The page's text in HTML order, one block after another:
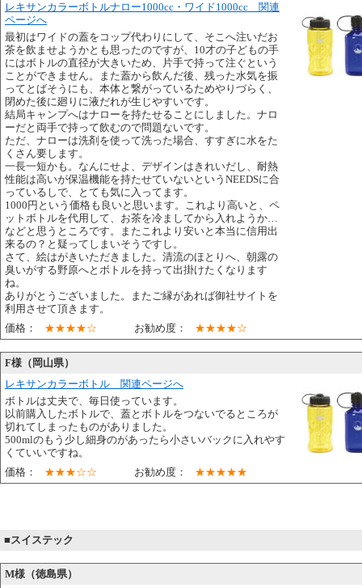
レキサンカラーボトルナロー1000cc・ワイド1000cc 関連
ページへ
最初はワイドの蓋をコップ代わりにして、そこへ注いだお
茶を飲ませようかとも思ったのですが、10才の子どもの手
にはボトルの直径が大きいため、片手で持って注ぐという
ことができません。また蓋から飲んだ後、残った水気を振
ってとばそうにも、本体と繋がっているためやりづらく、
閉めた後に廻りに液だれが生じやすいです。
結局キャンプへはナローを持たせることにしました。ナロ
ーだと両手で持って飲むので問題ないです。
ただ、ナローは洗剤を使って洗った場合、すすぎに水をた
くさん要します。
一長一短かも。なんにせよ、デザインはきれいだし、耐熱
性能は高いが保温機能を持たせていないというNEEDSに合
っているしで、とても気に入ってます。
1000円という価格も良いと思います。これより高いと、ペ
ットボトルを代用して、お茶を冷ましてから入れようか…
などと思うところです。またこれより安いと本当に信用出
来るの？と疑ってしまいそうですし。
さて、絵はがきいただきました。清流のほとりへ、朝露の
臭いがする野原へとボトルを持って出掛けたくなります
ね。
ありがとうございました。またご縁があれば御社サイトを
利用させて頂きます。
価格：
★★★★☆ お勧め度： ★★★★☆
F様（岡山県）
レキサンカラーボトル 関連ページへ
ボトルは丈夫で、毎日使っています。
以前購入したボトルで、蓋とボトルをつないでるところが
切れてしまったものがありました。
500mlのもう少し細身のがあったら小さいバックに入れやす
くていいですね。
価格：
★★★☆☆ お勧め度： ★★★★★
■スイステック
M様（徳島県）